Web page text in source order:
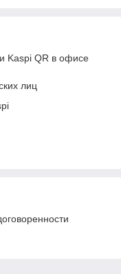
Kaspi QR в офисе
лиц